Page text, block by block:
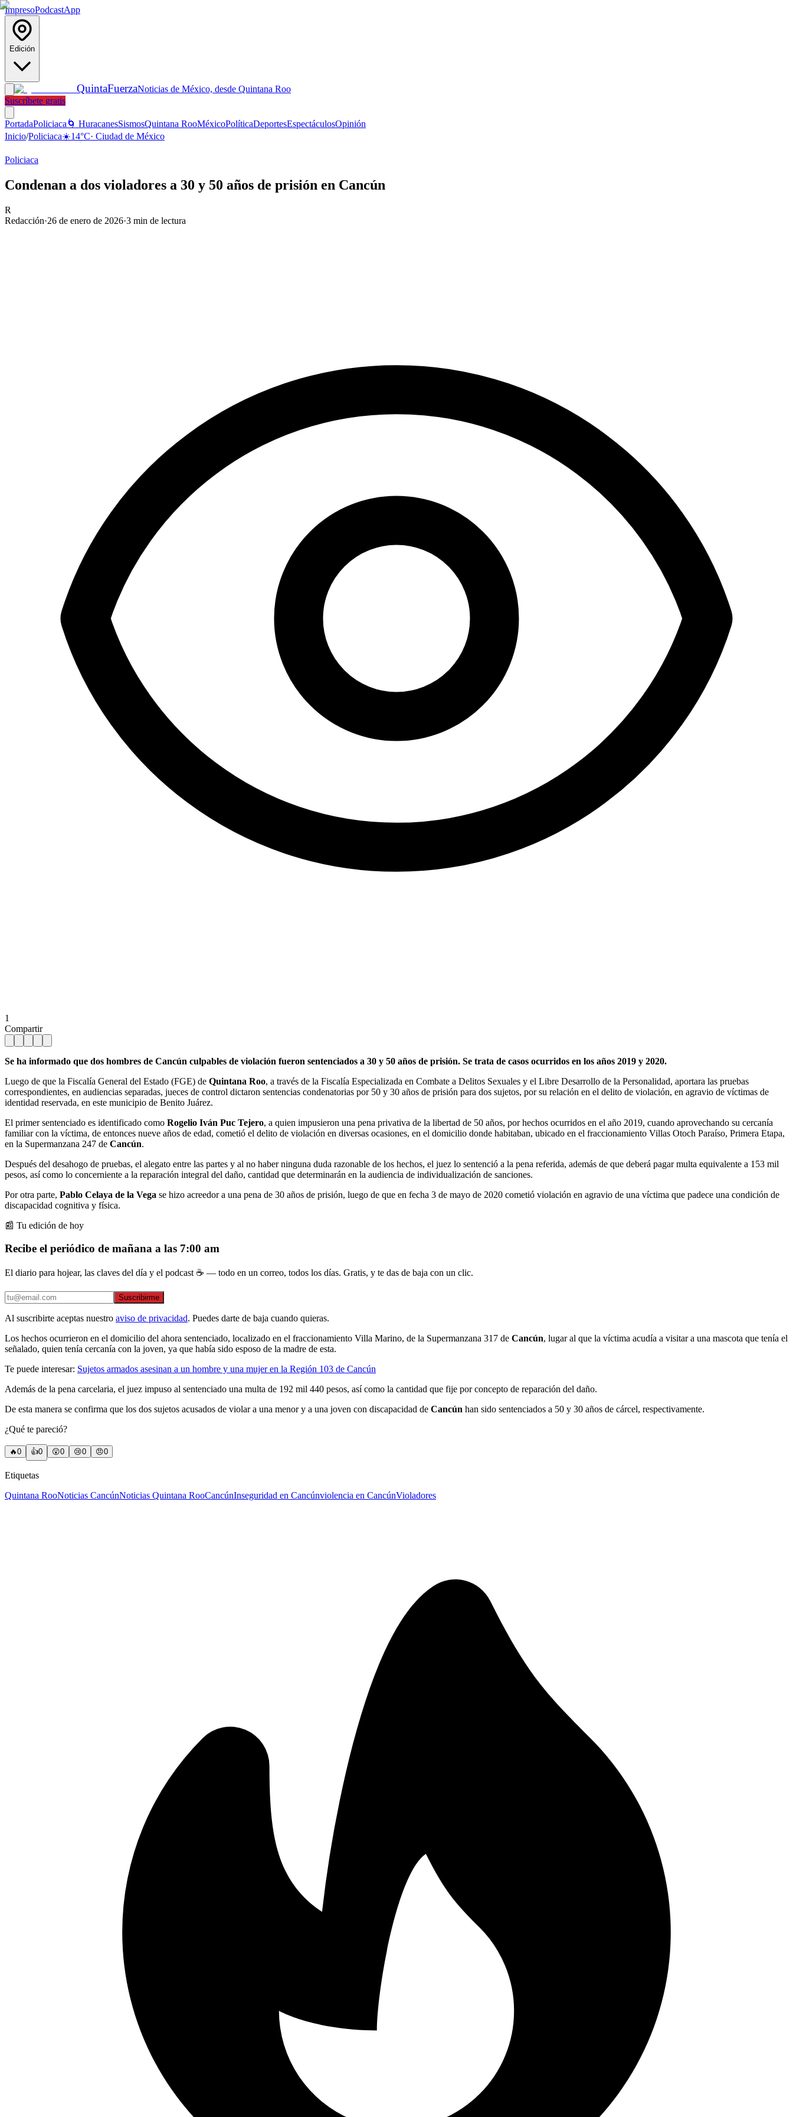
ImpresoPodcastApp
Edición
QuintaFuerzaNoticias de México, desde Quintana Roo
Suscríbete gratis
PortadaPoliciaca 🌀 HuracanesSismosQuintana RooMéxicoPolíticaDeportesEspectáculosOpinión
Inicio/Policiaca☀️14°C· Ciudad de México
Policiaca
Condenan a dos violadores a 30 y 50 años de prisión en Cancún
R
Redacción·26 de enero de 2026·3 min de lectura
1
Compartir
Se ha informado que dos hombres de Cancún culpables de violación fueron sentenciados a 30 y 50 años de prisión. Se trata de casos ocurridos en los años 2019 y 2020.
Luego de que la Fiscalía General del Estado (FGE) de Quintana Roo, a través de la Fiscalía Especializada en Combate a Delitos Sexuales y el Libre Desarrollo de la Personalidad, aportara las pruebas
correspondientes, en audiencias separadas, jueces de control dictaron sentencias condenatorias por 50 y 30 años de prisión para dos sujetos, por su relación en el delito de violación, en agravio de víctimas de
identidad reservada, en este municipio de Benito Juárez.
El primer sentenciado es identificado como Rogelio Iván Puc Tejero, a quien impusieron una pena privativa de la libertad de 50 años, por hechos ocurridos en el año 2019, cuando aprovechando su cercanía
familiar con la víctima, de entonces nueve años de edad, cometió el delito de violación en diversas ocasiones, en el domicilio donde habitaban, ubicado en el fraccionamiento Villas Otoch Paraíso, Primera Etapa,
en la Supermanzana 247 de Cancún.
Después del desahogo de pruebas, el alegato entre las partes y al no haber ninguna duda razonable de los hechos, el juez lo sentenció a la pena referida, además de que deberá pagar multa equivalente a 153 mil
pesos, así como lo concerniente a la reparación integral del daño, cantidad que determinarán en la audiencia de individualización de sanciones.
Por otra parte, Pablo Celaya de la Vega se hizo acreedor a una pena de 30 años de prisión, luego de que en fecha 3 de mayo de 2020 cometió violación en agravio de una víctima que padece una condición de
discapacidad cognitiva y física.
📰 Tu edición de hoy
Recibe el periódico de mañana a las 7:00 am
El diario para hojear, las claves del día y el podcast ☕ — todo en un correo, todos los días. Gratis, y te das de baja con un clic.
Suscribirme
Al suscribirte aceptas nuestro aviso de privacidad. Puedes darte de baja cuando quieras.
Los hechos ocurrieron en el domicilio del ahora sentenciado, localizado en el fraccionamiento Villa Marino, de la Supermanzana 317 de Cancún, lugar al que la víctima acudía a visitar a una mascota que tenía el
señalado, quien tenía cercanía con la joven, ya que había sido esposo de la madre de esta.
Te puede interesar: Sujetos armados asesinan a un hombre y una mujer en la Región 103 de Cancún
Además de la pena carcelaria, el juez impuso al sentenciado una multa de 192 mil 440 pesos, así como la cantidad que fije por concepto de reparación del daño.
De esta manera se confirma que los dos sujetos acusados de violar a una menor y a una joven con discapacidad de Cancún han sido sentenciados a 50 y 30 años de cárcel, respectivamente.
¿Qué te pareció?
🔥0 👍0 😲0 😢0 😠0
Etiquetas
Quintana RooNoticias CancúnNoticias Quintana RooCancúnInseguridad en Cancúnviolencia en CancúnVioladores